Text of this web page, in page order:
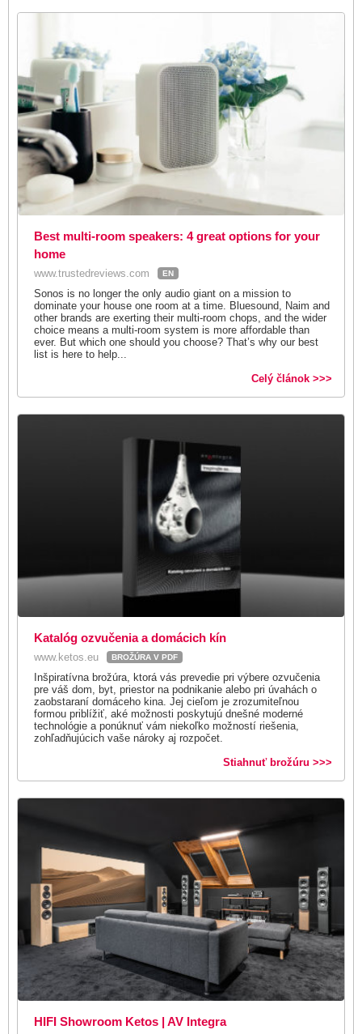
Best multi-room speakers: 4 great options for your
home
www.trustedreviews.com EN
Sonos is no longer the only audio giant on a mission to
dominate your house one room at a time. Bluesound, Naim and
other brands are exerting their multi-room chops, and the wider
choice means a multi-room system is more affordable than
ever. But which one should you choose? That’s why our best
list is here to help...
Celý článok >>>
Katalóg ozvučenia a domácich kín
www.ketos.eu BROŽÚRA V PDF
Inšpiratívna brožúra, ktorá vás prevedie pri výbere ozvučenia
pre váš dom, byt, priestor na podnikanie alebo pri úvahách o
zaobstaraní domáceho kina. Jej cieľom je zrozumiteľnou
formou priblížiť, aké možnosti poskytujú dnešné moderné
technológie a ponúknuť vám niekoľko možností riešenia,
zohľadňujúcich vaše nároky aj rozpočet.
Stiahnuť brožúru >>>
HIFI Showroom Ketos | AV Integra